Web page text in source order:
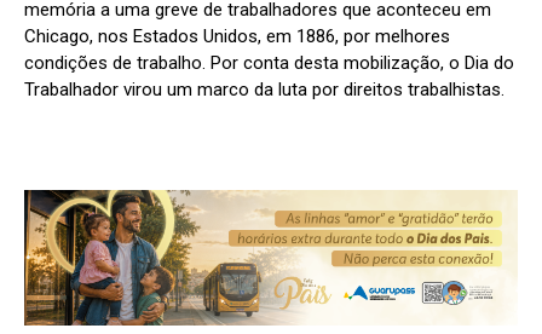
memória a uma greve de trabalhadores que aconteceu em
Chicago, nos Estados Unidos, em 1886, por melhores
condições de trabalho. Por conta desta mobilização, o Dia do
Trabalhador virou um marco da luta por direitos trabalhistas.